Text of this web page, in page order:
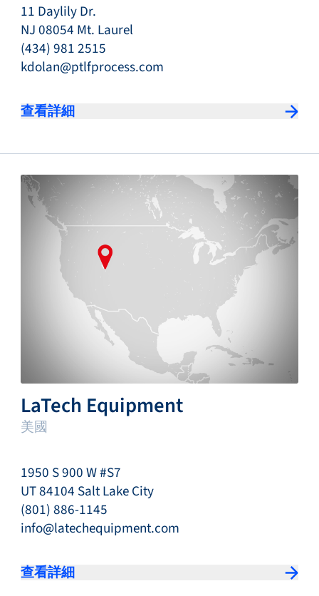
11 Daylily Dr.
NJ 08054 Mt. Laurel
(434) 981 2515
kdolan@ptlfprocess.com
查看詳細
LaTech Equipment
美國
1950 S 900 W #S7
UT 84104 Salt Lake City
(801) 886-1145
info@latechequipment.com
查看詳細